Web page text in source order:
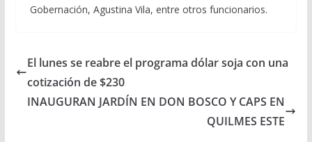
Gobernación, Agustina Vila, entre otros funcionarios.
El lunes se reabre el programa dólar soja con una
cotización de $230
INAUGURAN JARDÍN EN DON BOSCO Y CAPS EN
QUILMES ESTE